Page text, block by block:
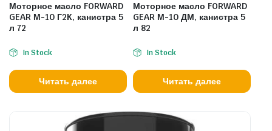
Моторное масло FORWARD
GEAR М-10 Г2К, канистра 5
л 72
In Stock
Читать далее
Моторное масло FORWARD
GEAR М-10 ДМ, канистра 5
л 82
In Stock
Читать далее